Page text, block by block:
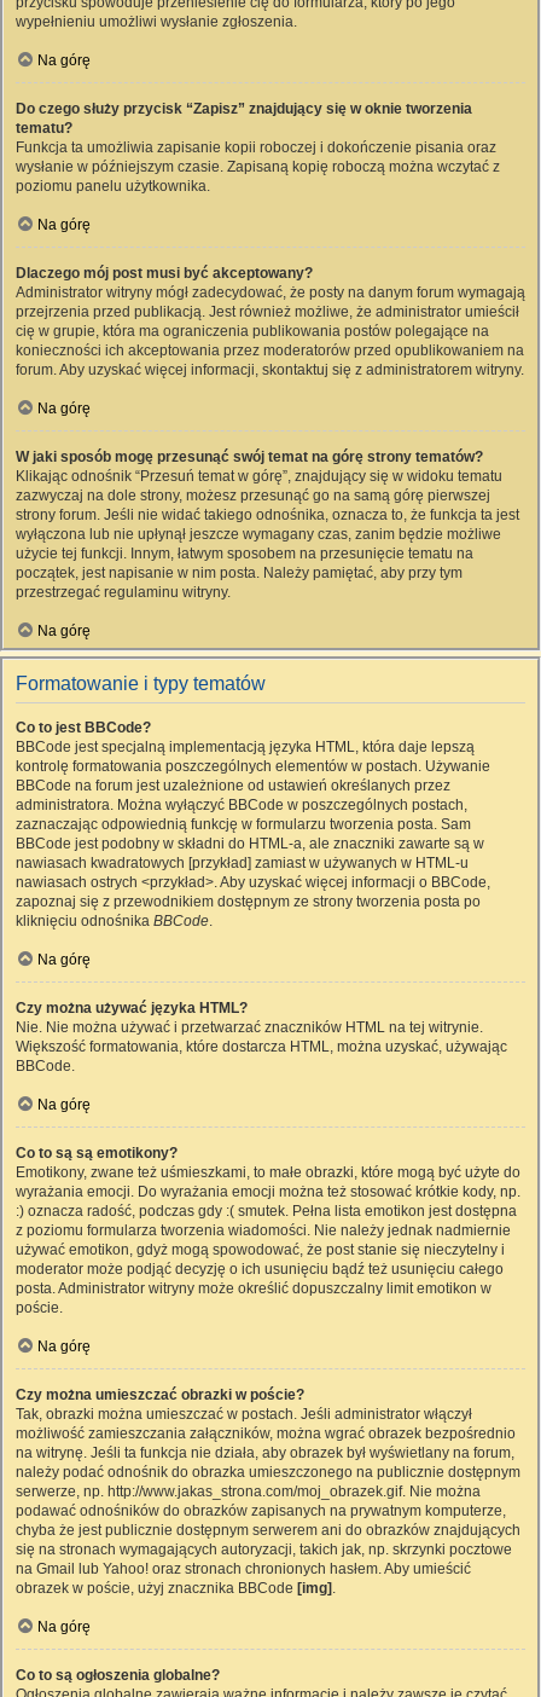
wypełnieniu umożliwi wysłanie zgłoszenia.
Na górę
Do czego służy przycisk “Zapisz” znajdujący się w oknie tworzenia
tematu?
Funkcja ta umożliwia zapisanie kopii roboczej i dokończenie pisania oraz
wysłanie w późniejszym czasie. Zapisaną kopię roboczą można wczytać z
poziomu panelu użytkownika.
Na górę
Dlaczego mój post musi być akceptowany?
Administrator witryny mógł zadecydować, że posty na danym forum wymagają
przejrzenia przed publikacją. Jest również możliwe, że administrator umieścił
cię w grupie, która ma ograniczenia publikowania postów polegające na
konieczności ich akceptowania przez moderatorów przed opublikowaniem na
forum. Aby uzyskać więcej informacji, skontaktuj się z administratorem witryny.
Na górę
W jaki sposób mogę przesunąć swój temat na górę strony tematów?
Klikając odnośnik “Przesuń temat w górę”, znajdujący się w widoku tematu
zazwyczaj na dole strony, możesz przesunąć go na samą górę pierwszej
strony forum. Jeśli nie widać takiego odnośnika, oznacza to, że funkcja ta jest
wyłączona lub nie upłynął jeszcze wymagany czas, zanim będzie możliwe
użycie tej funkcji. Innym, łatwym sposobem na przesunięcie tematu na
początek, jest napisanie w nim posta. Należy pamiętać, aby przy tym
przestrzegać regulaminu witryny.
Na górę
Formatowanie i typy tematów
Co to jest BBCode?
BBCode jest specjalną implementacją języka HTML, która daje lepszą
kontrolę formatowania poszczególnych elementów w postach. Używanie
BBCode na forum jest uzależnione od ustawień określanych przez
administratora. Można wyłączyć BBCode w poszczególnych postach,
zaznaczając odpowiednią funkcję w formularzu tworzenia posta. Sam
BBCode jest podobny w składni do HTML-a, ale znaczniki zawarte są w
nawiasach kwadratowych [przykład] zamiast w używanych w HTML-u
nawiasach ostrych <przykład>. Aby uzyskać więcej informacji o BBCode,
zapoznaj się z przewodnikiem dostępnym ze strony tworzenia posta po
kliknięciu odnośnika BBCode.
Na górę
Czy można używać języka HTML?
Nie. Nie można używać i przetwarzać znaczników HTML na tej witrynie.
Większość formatowania, które dostarcza HTML, można uzyskać, używając
BBCode.
Na górę
Co to są są emotikony?
Emotikony, zwane też uśmieszkami, to małe obrazki, które mogą być użyte do
wyrażania emocji. Do wyrażania emocji można też stosować krótkie kody, np.
:) oznacza radość, podczas gdy :( smutek. Pełna lista emotikon jest dostępna
z poziomu formularza tworzenia wiadomości. Nie należy jednak nadmiernie
używać emotikon, gdyż mogą spowodować, że post stanie się nieczytelny i
moderator może podjąć decyzję o ich usunięciu bądź też usunięciu całego
posta. Administrator witryny może określić dopuszczalny limit emotikon w
poście.
Na górę
Czy można umieszczać obrazki w poście?
Tak, obrazki można umieszczać w postach. Jeśli administrator włączył
możliwość zamieszczania załączników, można wgrać obrazek bezpośrednio
na witrynę. Jeśli ta funkcja nie działa, aby obrazek był wyświetlany na forum,
należy podać odnośnik do obrazka umieszczonego na publicznie dostępnym
serwerze, np. http://www.jakas_strona.com/moj_obrazek.gif. Nie można
podawać odnośników do obrazków zapisanych na prywatnym komputerze,
chyba że jest publicznie dostępnym serwerem ani do obrazków znajdujących
się na stronach wymagających autoryzacji, takich jak, np. skrzynki pocztowe
na Gmail lub Yahoo! oraz stronach chronionych hasłem. Aby umieścić
obrazek w poście, użyj znacznika BBCode [img] .
Na górę
Co to są ogłoszenia globalne?